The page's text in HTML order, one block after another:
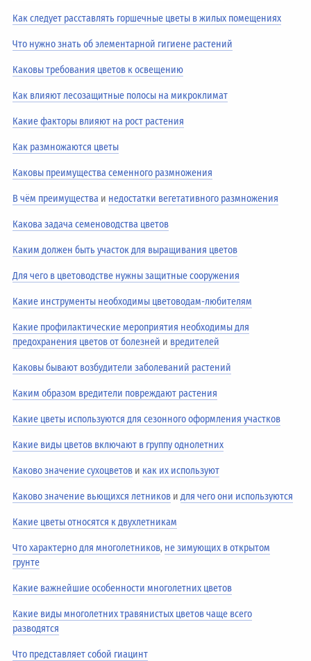
Как следует расставлять горшечные цветы в жилых помещениях
Что нужно знать об элементарной гигиене растений
Каковы требования цветов к освещению
Как влияют лесозащитные полосы на микроклимат
Какие факторы влияют на рост растения
Как размножаются цветы
Каковы преимущества семенного размножения
В чём преимущества и недостатки вегетативного размножения
Какова задача семеноводства цветов
Каким должен быть участок для выращивания цветов
Для чего в цветоводстве нужны защитные сооружения
Какие инструменты необходимы цветоводам-любителям
Какие профилактические мероприятия необходимы для
предохранения цветов от болезней и вредителей
Каковы бывают возбудители заболеваний растений
Каким образом вредители повреждают растения
Какие цветы используются для сезонного оформления участков
Какие виды цветов включают в группу однолетних
Каково значение сухоцветов и как их используют
Каково значение вьющихся летников идля чего они используются
Какие цветы относятся к двухлетникам
Что характерно для многолетников, не зимующих в открытом
грунте
Какие важнейшие особенности многолетних цветов
Какие виды многолетних травянистых цветов чаще всего
разводятся
Что представляет собой гиацинт